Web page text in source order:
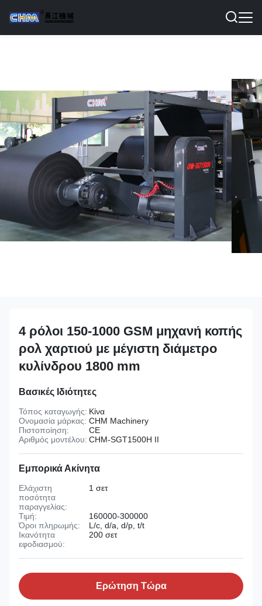
4 ρόλοι 150-1000 GSM μηχανή κοπής
ρολ χαρτιού με μέγιστη διάμετρο
κυλίνδρου 1800 mm
Βασικές Ιδιότητες
Τόπος καταγωγής: Κίνα
Ονομασία μάρκας: CHM Machinery
Πιστοποίηση:
CE
Αριθμός μοντέλου: CHM-SGT1500H II
Εμπορικά Ακίνητα
Ελάχιστη
ποσότητα
παραγγελίας:
1 σετ
Τιμή:
160000-300000
Όροι πληρωμής:
L/c, d/a, d/p, t/t
Ικανότητα
εφοδιασμού:
200 σετ
Ερώτηση Τώρα